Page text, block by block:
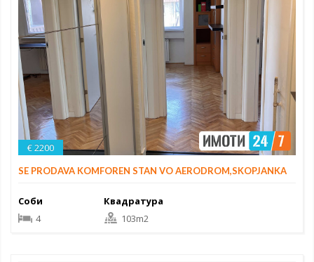
€ 2200
SE PRODAVA KOMFOREN STAN VO AERODROM,SKOPJANKA
Соби
4
Квадратура
103m2